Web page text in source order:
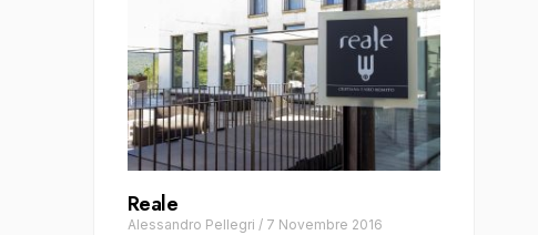
Reale
Alessandro Pellegri / 7 Novembre 2016